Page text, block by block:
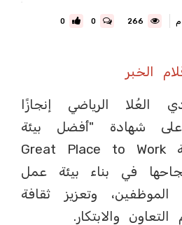
0
0
الخبر
الرياضي إنجازًا
شهادة "أفضل بيئة
عمل" من مؤسسة Great Place to Work
في بناء بيئة عمل
وتعزيز ثقافة
والابتكار.